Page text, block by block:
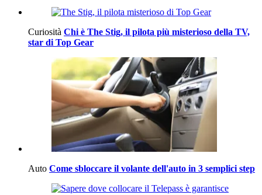
Curiosità Chi è The Stig, il pilota più misterioso della TV,
star di Top Gear
Auto Come sbloccare il volante dell'auto in 3 semplici step